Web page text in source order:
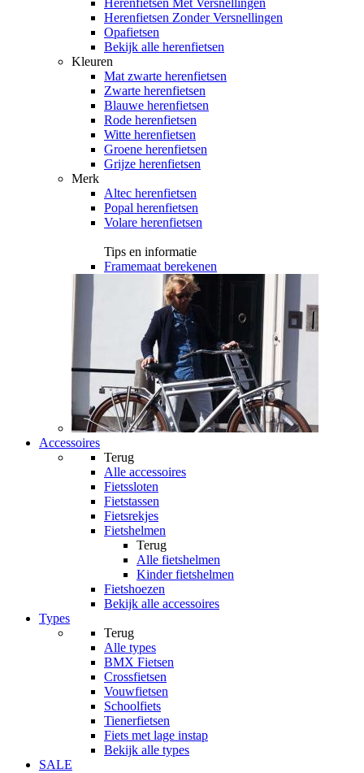
Herenfietsen Met Versnellingen
Herenfietsen Zonder Versnellingen
Opafietsen
Bekijk alle herenfietsen
Kleuren
Mat zwarte herenfietsen
Zwarte herenfietsen
Blauwe herenfietsen
Rode herenfietsen
Witte herenfietsen
Groene herenfietsen
Grijze herenfietsen
Merk
Altec herenfietsen
Popal herenfietsen
Volare herenfietsen
Tips en informatie
Framemaat berekenen
Accessoires
Terug
Alle accessoires
Fietssloten
Fietstassen
Fietsrekjes
Fietshelmen
Terug
Alle fietshelmen
Kinder fietshelmen
Fietshoezen
Bekijk alle accessoires
Types
Terug
Alle types
BMX Fietsen
Crossfietsen
Vouwfietsen
Schoolfiets
Tienerfietsen
Fiets met lage instap
Bekijk alle types
SALE